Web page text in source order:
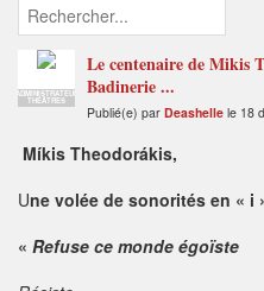
ADMINISTRATEUR
THÉÂTRES
Le centenaire de Mikis
Badinerie ...
Publié(e) par Deashelle le 18
Míkis Theodorákis,
Une volée de sonorités en « i
« Refuse ce monde égoïste